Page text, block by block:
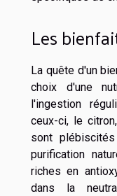
Les
La quête d'un
choix d'une
l'ingestion
ceux-ci, le
sont
purification
riches en
dans la